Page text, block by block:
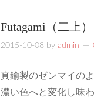
Futagami（二上
2015-10-08 by admin
真鍮製のゼンマイの
濃い色へと変化し味